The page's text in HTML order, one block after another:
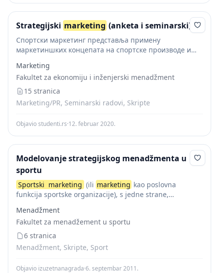
Strategijski marketing (anketa i seminarski)
Спортски маркетинг представља примену
маркетиншких концепата на спортске производе и
директне везе са спортом преко повезивања са
спортом. Дакле, посматрано на тај начин,...
Marketing
Fakultet za ekonomiju i inženjerski menadžment
15 stranica
Marketing/PR, Seminarski radovi, Skripte
Objavio studenti.rs·12. februar 2020.
Modelovanje strategijskog menadžmenta u
sportu
Sportski marketing (ili marketing kao poslovna
funkcija sportske organizacije), s jedne strane,
(sportske organizacije sa sportistima i trenerima) i
potrošnje (sportska i druga javnost), a,...
Menadžment
Fakultet za menadžement u sportu
6 stranica
Menadžment, Skripte, Sport
Objavio izuzetnanagrada·6. septembar 2011.